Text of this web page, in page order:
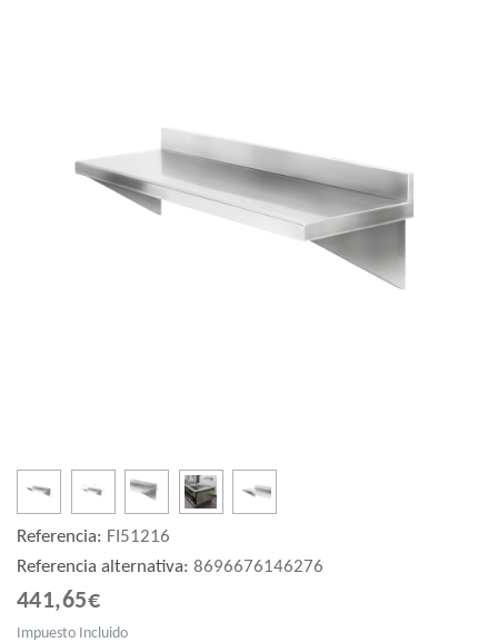
Referencia: FI51216
Referencia alternativa: 8696676146276
441,65€
Impuesto Incluido